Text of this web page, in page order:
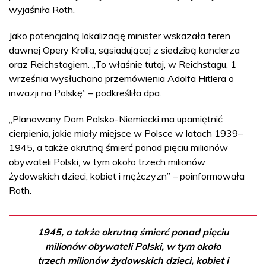
wyjaśniła Roth.
Jako potencjalną lokalizację minister wskazała teren
dawnej Opery Krolla, sąsiadującej z siedzibą kanclerza
oraz Reichstagiem. „To właśnie tutaj, w Reichstagu, 1
września wysłuchano przemówienia Adolfa Hitlera o
inwazji na Polskę” – podkreśliła dpa.
„Planowany Dom Polsko-Niemiecki ma upamiętnić
cierpienia, jakie miały miejsce w Polsce w latach 1939–
1945, a także okrutną śmierć ponad pięciu milionów
obywateli Polski, w tym około trzech milionów
żydowskich dzieci, kobiet i mężczyzn” – poinformowała
Roth.
1945, a także okrutną śmierć ponad pięciu
milionów obywateli Polski, w tym około
trzech milionów żydowskich dzieci, kobiet i